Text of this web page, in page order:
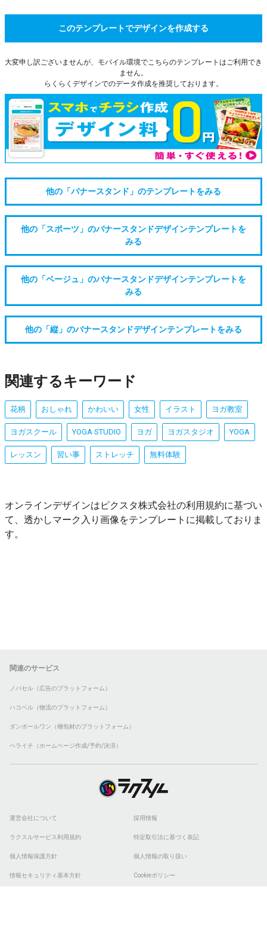
このテンプレートでデザインを作成する
大変申し訳ございませんが、モバイル環境でこちらのテンプレートはご利用でき
ません。
らくらくデザインでのデータ作成を推奨しております。
他の「バナースタンド」のテンプレートをみる
他の「スポーツ」のバナースタンドデザインテンプレートを
みる
他の「ベージュ」のバナースタンドデザインテンプレートを
みる
他の「縦」のバナースタンドデザインテンプレートをみる
関連するキーワード
花柄 おしゃれ かわいい 女性 イラスト ヨガ教室
ヨガスクール YOGA STUDIO ヨガ ヨガスタジオ YOGA
レッスン 習い事 ストレッチ 無料体験
オンラインデザインはピクスタ株式会社の利用規約に基づい
て、透かしマーク入り画像をテンプレートに掲載しておりま
す。
関連のサービス
ノバセル（広告のプラットフォーム）
ハコベル（物流のプラットフォーム）
ダンボールワン（梱包材のプラットフォーム）
ペライチ（ホームページ作成/予約/決済）
運営会社について 採用情報
ラクスルサービス利用規約 特定取引法に基づく表記
個人情報保護方針 個人情報の取り扱い
情報セキュリティ基本方針 Cookieポリシー